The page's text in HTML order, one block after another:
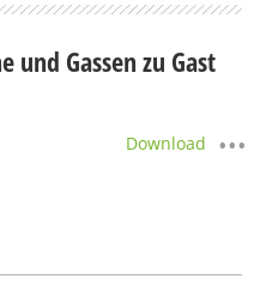
und Gassen zu Gast
Download